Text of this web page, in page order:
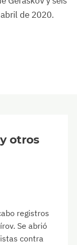
de 2020.
otros
registros
Se abrió
contra